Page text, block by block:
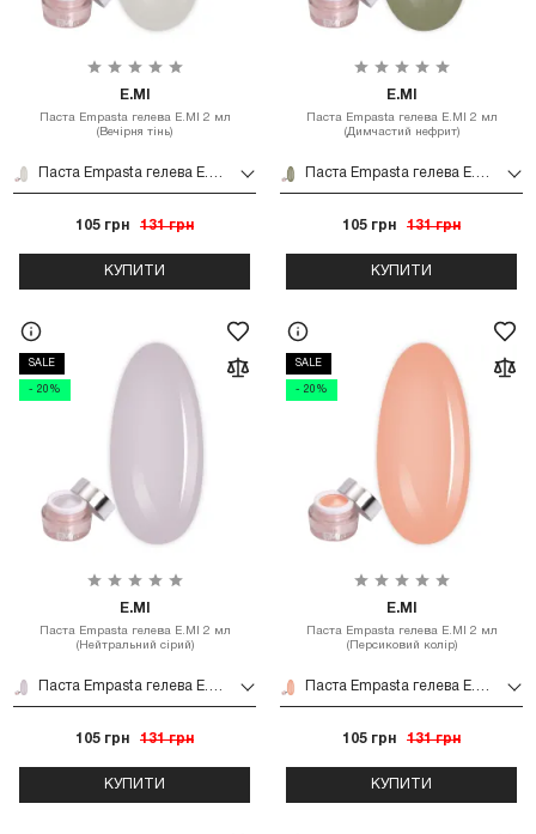
E.MI
Паста Empasta гелева E.MI 2 мл
(Вечірня тінь)
Паста Empasta гелева E.MI 2 мл (Вечірня тінь)
105 грн 131 грн
КУПИТИ
E.MI
Паста Empasta гелева E.MI 2 мл
(Димчастий нефрит)
Паста Empasta гелева E.MI 2 мл (Димчастий нефрит)
105 грн 131 грн
КУПИТИ
SALE
- 20%
E.MI
Паста Empasta гелева E.MI 2 мл
(Нейтральний сірий)
Паста Empasta гелева E.MI 2 мл (Нейтральний сірий)
105 грн 131 грн
КУПИТИ
SALE
- 20%
E.MI
Паста Empasta гелева E.MI 2 мл
(Персиковий колір)
Паста Empasta гелева E.MI 2 мл (Персиковий колір)
105 грн 131 грн
КУПИТИ